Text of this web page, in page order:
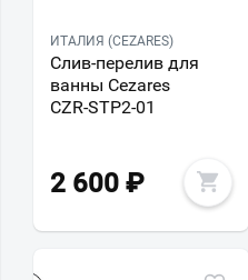
ИТАЛИЯ (CEZARES)
Слив-перелив для
ванны Cezares
CZR-STP2-01
2 600 ₽